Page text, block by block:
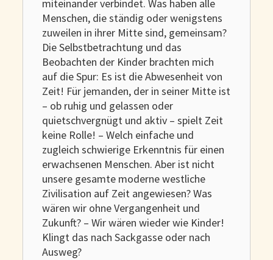
miteinander verbindet. Was haben alle
Menschen, die ständig oder wenigstens
zuweilen in ihrer Mitte sind, gemeinsam?
Die Selbstbetrachtung und das
Beobachten der Kinder brachten mich
auf die Spur: Es ist die Abwesenheit von
Zeit! Für jemanden, der in seiner Mitte ist
– ob ruhig und gelassen oder
quietschvergnügt und aktiv – spielt Zeit
keine Rolle! – Welch einfache und
zugleich schwierige Erkenntnis für einen
erwachsenen Menschen. Aber ist nicht
unsere gesamte moderne westliche
Zivilisation auf Zeit angewiesen? Was
wären wir ohne Vergangenheit und
Zukunft? – Wir wären wieder wie Kinder!
Klingt das nach Sackgasse oder nach
Ausweg?